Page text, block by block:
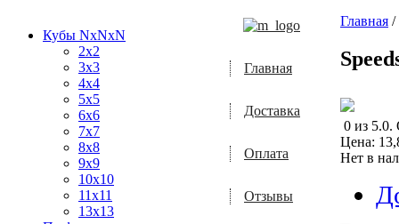
Кубы NxNxN
2x2
3x3
4x4
5x5
6x6
7x7
8x8
9x9
10x10
11x11
13x13
Главная /
0 из 5.0.
Цена:
Нет в
Главная
Доставка
Оплата
Отзывы